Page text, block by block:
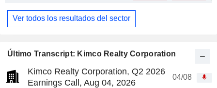
Último Transcript: Kimco Realty Corporation
Kimco Realty Corporation, Q2 2026
Earnings Call, Aug 04, 2026
04/08
Ver todos los resultados del sector